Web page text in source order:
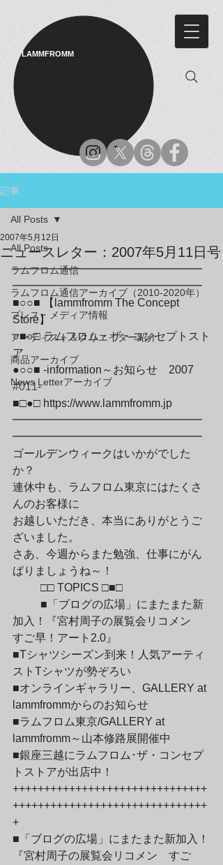
LAMMFROMM​
記事
All Posts
ラムフロム通信
ラムフロム通信アーカイブ（2010-2020年）
プレス・メディア情報
アーティスト＆クリエイター紹介
商品アーカイブ
News Letterアーカイブ
All Posts
ニュースレター：2007年5月11日号
2007年5月12日
━━━━━━━━━━━━━━━━━
━━━━━━━━━━━━━━━━━
■○○■ 【lammfromm The Concept
Store】
○■○□ ラムフロム・ザ・コンセプトスト
ア
●○○■ -information～お知らせ　2007
#011-
■□●□ https://www.lammfromm.jp
━━━━━━━━━━━━━━━━━
━━━━━━━━━━━━━━━━━
ゴールデンウィークはいかがでした
か？
連休中も、ラムフロム東京にはたくさ
んのお客様に
お越しいただき、本当にありがとうご
ざいました。
さあ、今週からまた勉強、仕事にがん
ばりましょうね～！
	□□ TOPICS □■□
加入！『宮村周子の展覧会リコメン
すご早！アート2.0』
■Tシャツシーズン到来！人気アーティ
ストTシャツが勢ぞろい
■オンラインギャラリー、GALLERY at
lammfrommからのお知らせ
■ラムフロム東京/GALLERY at
lammfromm～山本修路展開催中
■銀座三越にラムフロム･ザ・コンセプ
トストアが出店中！
+++++++++++++++++++++++++++++++
+++++++++++++++++++++++++++++++
+
■「ブログの広場」にまたまた新加入！
『宮村周子の展覧会リコメン　すご